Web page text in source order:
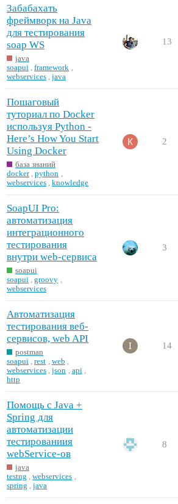
Забабахать
фреймворк на Java
для тестирования
soap WS
java
soapui
,framework
webservices ,java
13
Пошаговый
туториал по Docker
используя Python -
Here’s How You Start
Using Docker
база знаний
docker ,python
webservices ,knowledge
2
SoapUI Pro:
автоматизация
интеграционного
тестирования
внутри web-сервиса
soapui
soapui
,groovy
webservices
3
Автоматизация
тестирования веб-
сервисов, web API
postman
soapui
,rest web
webservices ,json api
http
14
Помощь с Java +
Spring для
автоматизации
тестированиия
webService-ов
java
testng
,webservices
spring
,java
8